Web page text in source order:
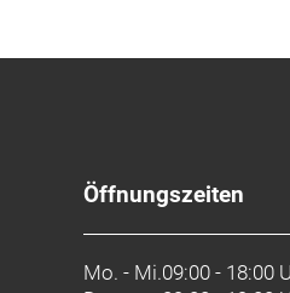
Öffnungszeiten
Mo. - Mi.09:00 - 18:00